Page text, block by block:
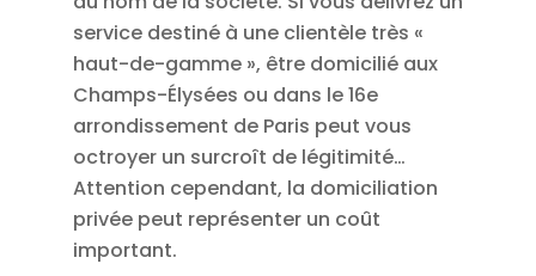
service destiné à une clientèle très «
haut-de-gamme », être domicilié aux
Champs-Élysées ou dans le 16e
arrondissement de Paris peut vous
octroyer un surcroît de légitimité…
Attention cependant, la domiciliation
privée peut représenter un coût
important.